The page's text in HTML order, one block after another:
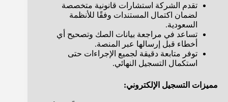
تقدم الشركة استشارات قانونية متخصصة
لضمان اكتمال المستندات وفقًا للأنظمة
السعودية.
تساعد في مراجعة بيانات الصك وتصحيح أي
أخطاء قبل إرسالها عبر المنصة.
توفر متابعة دقيقة لجميع الإجراءات حتى
استكمال التسجيل النهائي.
مميزات التسجيل الإلكتروني: